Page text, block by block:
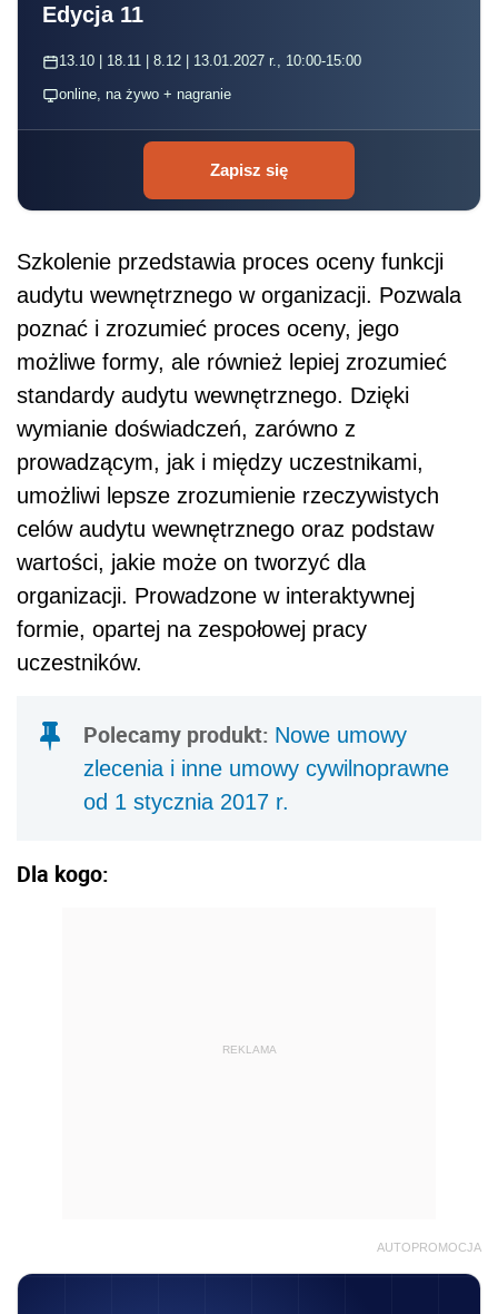
Edycja 11
13.10 | 18.11 | 8.12 | 13.01.2027 r., 10:00-15:00
online, na żywo + nagranie
Zapisz się
Szkolenie przedstawia proces oceny funkcji
audytu wewnętrznego w organizacji. Pozwala
poznać i zrozumieć proces oceny, jego
możliwe formy, ale również lepiej zrozumieć
standardy audytu wewnętrznego. Dzięki
wymianie doświadczeń, zarówno z
prowadzącym, jak i między uczestnikami,
umożliwi lepsze zrozumienie rzeczywistych
celów audytu wewnętrznego oraz podstaw
wartości, jakie może on tworzyć dla
organizacji. Prowadzone w interaktywnej
formie, opartej na zespołowej pracy
uczestników.
Polecamy produkt: Nowe umowy
zlecenia i inne umowy cywilnoprawne
od 1 stycznia 2017 r.
Dla kogo:
REKLAMA
AUTOPROMOCJA